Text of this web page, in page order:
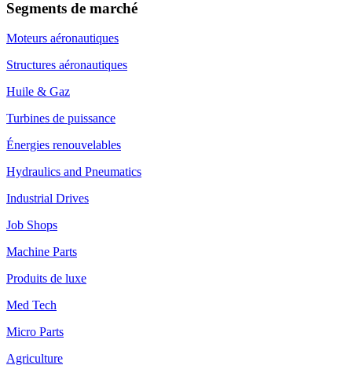
Segments de marché
Moteurs aéronautiques
Structures aéronautiques
Huile & Gaz
Turbines de puissance
Énergies renouvelables
Hydraulics and Pneumatics
Industrial Drives
Job Shops
Machine Parts
Produits de luxe
Med Tech
Micro Parts
Agriculture